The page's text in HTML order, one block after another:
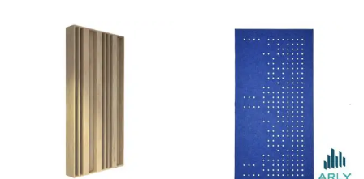
Price
range:
$104.601
through
$108.409